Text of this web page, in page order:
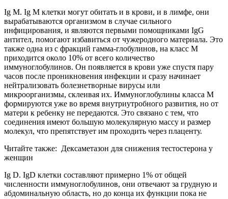
Ig М. Ig M клетки могут обитать и в крови, и в лимфе, они
вырабатываются организмом в случае сильного
инфицирования, и являются первыми помощниками IgG
антител, помогают избавиться от чужеродного материала. Это
также одна из с фракций гамма-глобулинов, на класс М
приходится около 10% от всего количество
иммуноглобулинов. Он появляется в крови уже спустя пару
часов после проникновения инфекции и сразу начинает
нейтрализовать болезнетворные вирусы или
микроорганизмы, склеивая их. Иммуноглобулины класса М
формируются уже во время внутриутробного развития, но от
матери к ребенку не передаются. Это связано с тем, что
соединения имеют большую молекулярную массу и размер
молекул, что препятствует им проходить через плаценту.
Читайте также: Дексаметазон для снижения тестостерона у
женщин
Ig D. IgD клетки составляют примерно 1% от общей
численности иммуноглобулинов, они отвечают за грудную и
абдоминальную область, но до конца их функции пока не